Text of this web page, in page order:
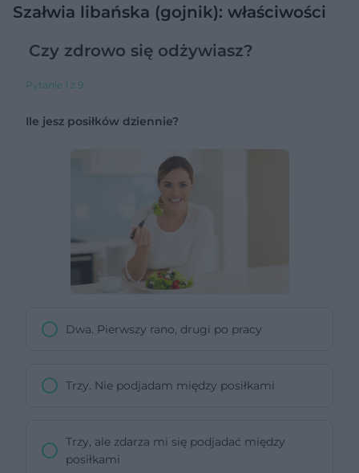
Szałwia libańska (gojnik): właściwości
Czy zdrowo się odżywiasz?
Pytanie 1 z 9
Ile jesz posiłków dziennie?
Dwa. Pierwszy rano, drugi po pracy
Trzy. Nie podjadam między posiłkami
Trzy, ale zdarza mi się podjadać między
posiłkami